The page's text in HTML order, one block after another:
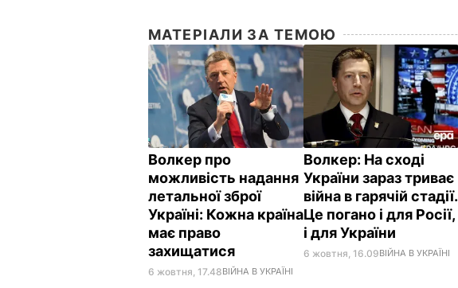
МАТЕРІАЛИ ЗА ТЕМОЮ
Волкер про
можливість надання
летальної зброї
Україні: Кожна країна
має право
захищатися
6 жовтня, 17.48ВІЙНА В УКРАЇНІ
Волкер: На сході
України зараз триває
війна в гарячій стадії.
Це погано і для Росії,
і для України
6 жовтня, 16.09ВІЙНА В УКРАЇНІ